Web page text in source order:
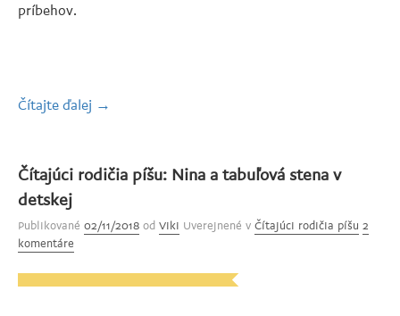
príbehov.
Čítajte ďalej „Čítajúci
Milka
jej
→
Čítajúci rodičia píšu: Nina a tabuľová stena v
detskej
Publikované 02/11/2018 od Viki Uverejnené v Čítajúci rodičia píšu 2
komentáre